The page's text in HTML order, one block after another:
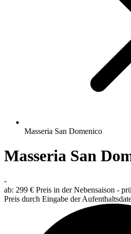
Masseria San Domenico
Masseria San
-
ab: 299 € Preis in der Nebensaison -
Preis durch Eingabe der